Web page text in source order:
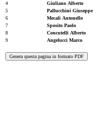
4
Giuliano Alberto
5
Pallucchini Giuseppe
6
Mecali Antonello
7
Sposito Paolo
8
Concutelli Alberto
9
Angelucci Marco